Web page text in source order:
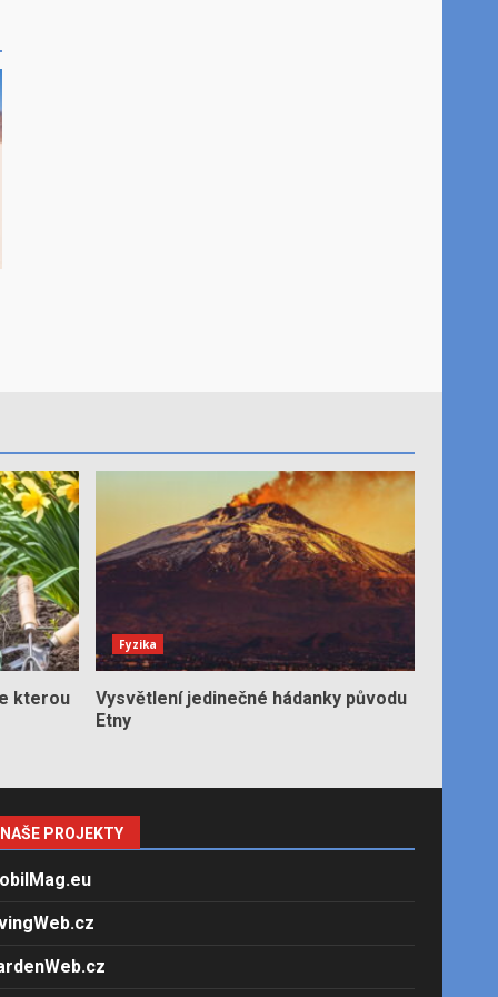
kterou
Fyzika
Vysvětlení jedinečné hádanky původu
Etny
NAŠE PROJEKTY